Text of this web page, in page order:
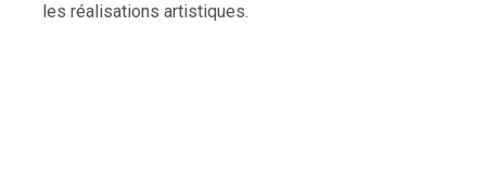
les réalisations artistiques.